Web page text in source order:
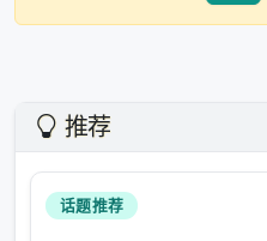
推荐
话题推荐